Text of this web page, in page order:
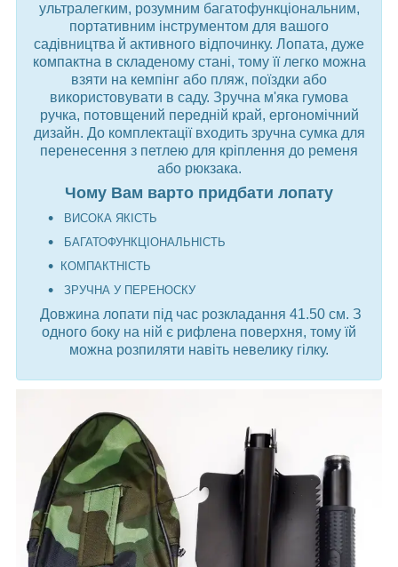
ультралегким, розумним багатофункціональним,
портативним інструментом для вашого
садівництва й активного відпочинку. Лопата, дуже
компактна в складеному стані, тому її легко можна
взяти на кемпінг або пляж, поїздки або
використовувати в саду. Зручна м'яка гумова
ручка, потовщений передній край, ергономічний
дизайн. До комплектації входить зручна сумка для
перенесення з петлею для кріплення до ременя
або рюкзака.
Чому Вам варто придбати лопату
ВИСОКА ЯКІСТЬ
БАГАТОФУНКЦІОНАЛЬНІСТЬ
КОМПАКТНІСТЬ
ЗРУЧНА У ПЕРЕНОСКУ
Довжина лопати під час розкладання 41.50 см. З
одного боку на ній є рифлена поверхня, тому їй
можна розпиляти навіть невелику гілку.